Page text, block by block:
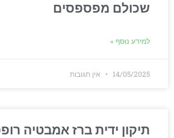
שכולם מפספסים
למידע נוסף »
14/05/2025 אין תגובות
תיקון ידית ברז אמבטיה